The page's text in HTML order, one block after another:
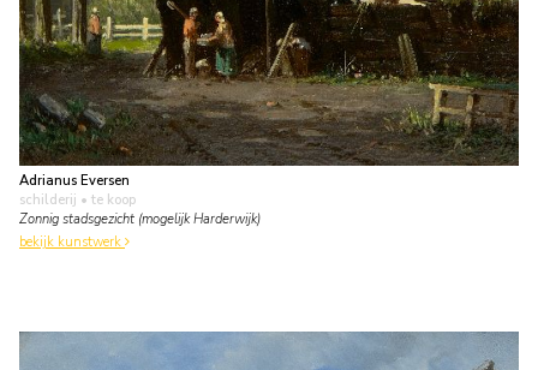
Adrianus Eversen
schilderij • te koop
Zonnig stadsgezicht (mogelijk Harderwijk)
bekijk kunstwerk